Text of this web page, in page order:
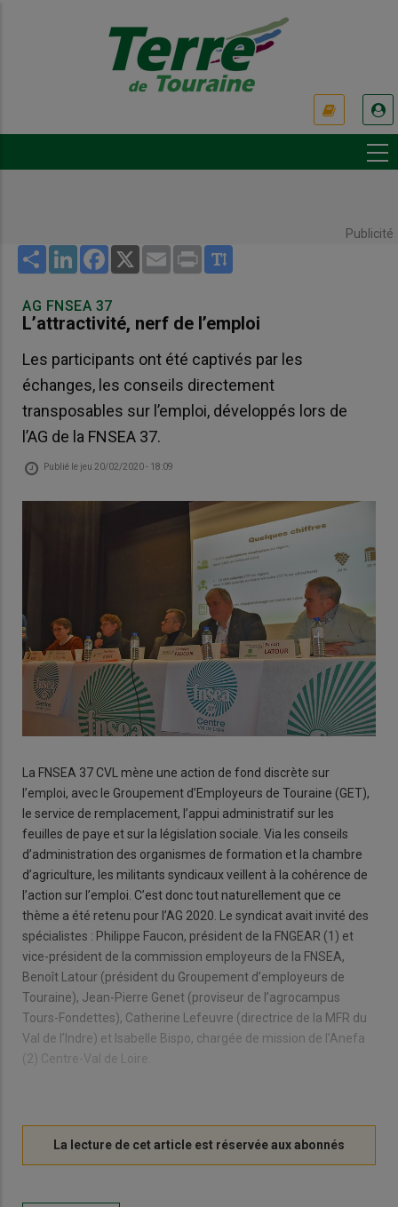
Publicité
Share LinkedInFacebook
X Email Print
AG FNSEA 37
L’attractivité, nerf de l’emploi
Les participants ont été captivés par les
échanges, les conseils directement
transposables sur l’emploi, développés lors de
l’AG de la FNSEA 37.
Publié le jeu 20/02/2020 - 18:09
La FNSEA 37 CVL mène une action de fond discrète sur
l’emploi, avec le Groupement d’Employeurs de Touraine (GET),
le service de remplacement, l’appui administratif sur les
feuilles de paye et sur la législation sociale. Via les conseils
d’administration des organismes de formation et la chambre
d’agriculture, les militants syndicaux veillent à la cohérence de
l’action sur l’emploi. C’est donc tout naturellement que ce
thème a été retenu pour l’AG 2020. Le syndicat avait invité des
spécialistes : Philippe Faucon, président de la FNGEAR (1) et
vice-président de la commission employeurs de la FNSEA,
Benoît Latour (président du Groupement d’employeurs de
Touraine), Jean-Pierre Genet (proviseur de l’agrocampus
Tours-Fondettes), Catherine Lefeuvre (directrice de la MFR du
Val de l’Indre) et Isabelle Bispo, chargée de mission de l’Anefa
(2) Centre-Val de Loire.